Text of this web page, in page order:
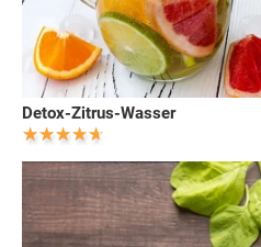
Detox-Zitrus-Wasser